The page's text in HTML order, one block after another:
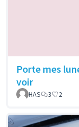
Porte mes
voir
HAS 3 2